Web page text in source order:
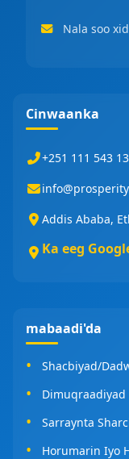
Nala soo
Cinwaanka
+251 111 543
Addis Ababa,
Ka eeg
mabaadi'da
Shacbiyad/
Dimuqraadiyad
Sarraynta
Horumarin Iyo